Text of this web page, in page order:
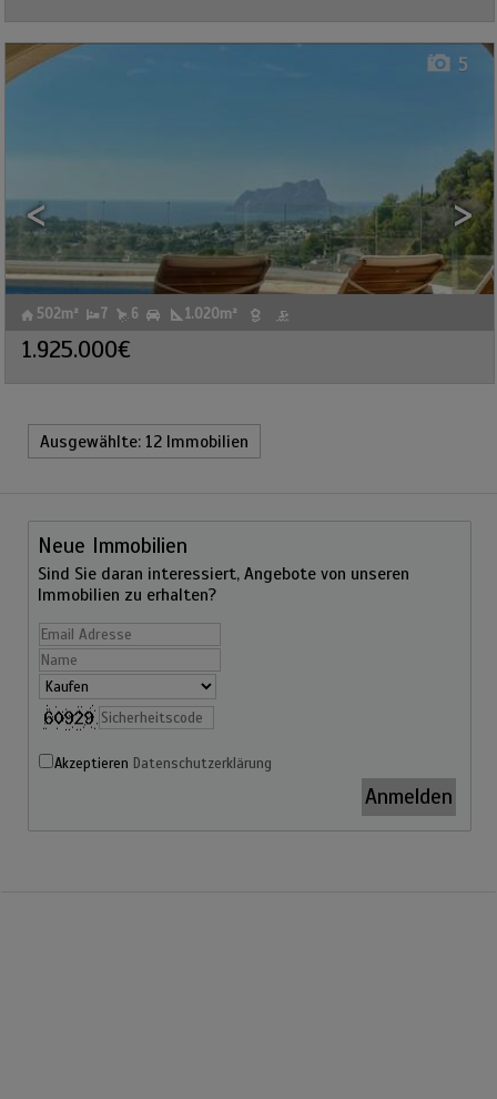
< >
5
502m² 7 6 1.020m²
1.925.000€
Ausgewählte: 12 Immobilien
Neue Immobilien
Sind Sie daran interessiert, Angebote von unseren
Immobilien zu erhalten?
Akzeptieren Datenschutzerklärung